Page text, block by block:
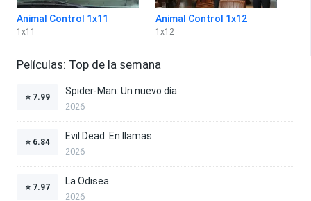
Animal Control 1x11
1 x11
Animal Control 1x12
1 x12
Películas: Top de la semana
⭐ 7.99
Spider-Man: Un nuevo día
2026
⭐ 6.84
Evil Dead: En llamas
2026
⭐ 7.97
La Odisea
2026